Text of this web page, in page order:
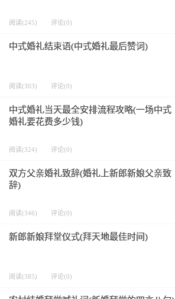
阅读(245) 评论(0)
中式婚礼结束语(中式婚礼最后赞词)
阅读(303) 评论(0)
中式婚礼当天最全安排流程攻略(一场中式
婚礼要花费多少钱)
阅读(324) 评论(0)
双方父亲婚礼致辞(婚礼上新郎新娘父亲致
辞)
阅读(346) 评论(0)
新郎新娘拜堂仪式(拜天地最佳时间)
阅读(385) 评论(0)